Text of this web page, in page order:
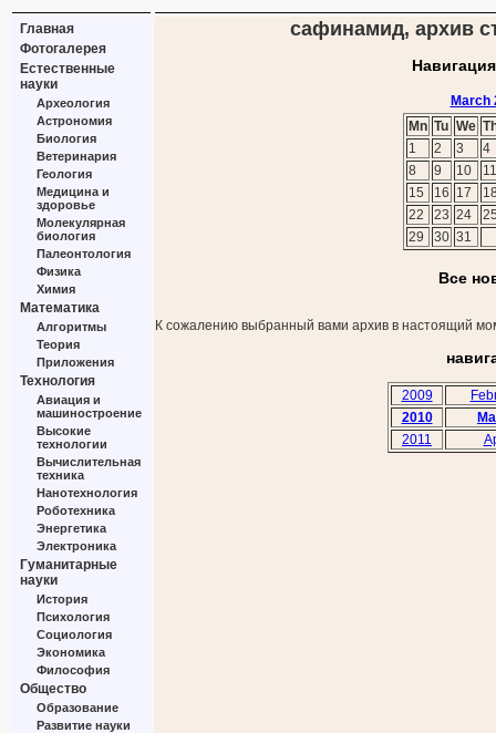
Главная
Фотогалерея
Естественные
науки
Археология
Астрономия
Биология
Ветеринария
Геология
Медицина и
здоровье
Молекулярная
биология
Палеонтология
Физика
Химия
Математика
Алгоритмы
Теория
Приложения
Технология
Авиация и
машиностроение
Высокие
технологии
Вычислительная
техника
Нанотехнология
Роботехника
Энергетика
Электроника
Гуманитарные
науки
История
Психология
Социология
Экономика
Философия
Общество
Образование
Развитие науки
сафинамид, архив
March
Mn Tu We
1
2 3
4
8
9 10
11
15
16 17
22
23 24
29
30 31
Все
К сожалению выбранный вами архив в настоящий
2009
2010
2011